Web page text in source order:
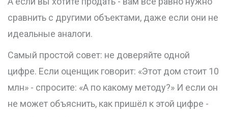
сравнить с другими объектами, даже если они не
идеальные аналоги.
Самый простой совет: не доверяйте одной
цифре. Если оценщик говорит: «Этот дом стоит 10
млн» - спросите: «А по какому методу?» И если он
не может объяснить, как пришёл к этой цифре -